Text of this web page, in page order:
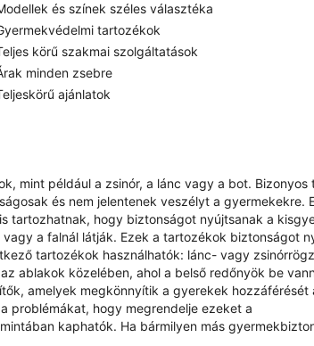
és színek széles választéka
tartozékok
körű szakmai szolgáltatások
minden zsebre
ajánlatok
mint például a zsinór, a lánc vagy a bot. Bizonyos
és nem jelentenek veszélyt a gyermekekre.
tartozhatnak, hogy biztonságot nyújtsanak a
a falnál látják. Ezek a tartozékok biztonságot
tartozékok használhatók: lánc- vagy
ablakok közelében, ahol a belső redőnyök be
amelyek megkönnyítik a gyerekek hozzáférését
problémákat, hogy megrendelje ezeket a
kaphatók. Ha bármilyen más